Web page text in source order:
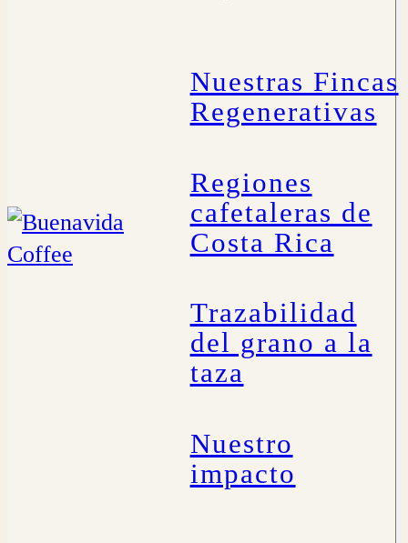
Nuestras Fincas
Regenerativas
Regiones
cafetaleras de
Costa Rica
Trazabilidad
del grano a la
taza
Nuestro
impacto